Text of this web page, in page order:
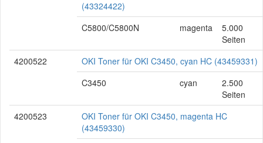
(43324422)
C5800/C5800N
magenta
5.000
Seiten
4200522
OKI Toner für OKI C3450, cyan HC (43459331)
C3450
cyan
2.500
Seiten
4200523
OKI Toner für OKI C3450, magenta HC
(43459330)